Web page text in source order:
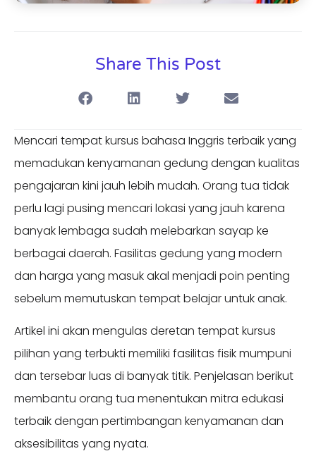
Share This Post
Mencari tempat kursus bahasa Inggris terbaik yang
memadukan kenyamanan gedung dengan kualitas
pengajaran kini jauh lebih mudah. Orang tua tidak
perlu lagi pusing mencari lokasi yang jauh karena
banyak lembaga sudah melebarkan sayap ke
berbagai daerah. Fasilitas gedung yang modern
dan harga yang masuk akal menjadi poin penting
sebelum memutuskan tempat belajar untuk anak.
Artikel ini akan mengulas deretan tempat kursus
pilihan yang terbukti memiliki fasilitas fisik mumpuni
dan tersebar luas di banyak titik. Penjelasan berikut
membantu orang tua menentukan mitra edukasi
terbaik dengan pertimbangan kenyamanan dan
aksesibilitas yang nyata.